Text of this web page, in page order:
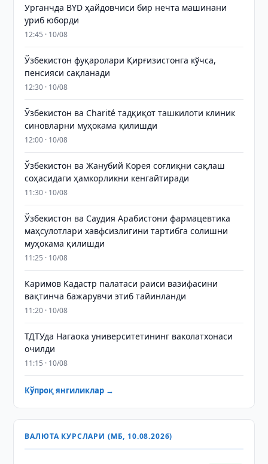
Урганчда BYD ҳайдовчиси бир нечта машинани
уриб юборди
12:45 · 10/08
Ўзбекистон фуқаролари Қирғизистонга кўчса,
пенсияси сақланади
12:30 · 10/08
Ўзбекистон ва Charité тадқиқот ташкилоти клиник
синовларни муҳокама қилишди
12:00 · 10/08
Ўзбекистон ва Жанубий Корея соғлиқни сақлаш
соҳасидаги ҳамкорликни кенгайтиради
11:30 · 10/08
Ўзбекистон ва Саудия Арабистони фармацевтика
маҳсулотлари хавфсизлигини тартибга солишни
муҳокама қилишди
11:25 · 10/08
Каримов Кадастр палатаси раиси вазифасини
вақтинча бажарувчи этиб тайинланди
11:20 · 10/08
ТДТУда Нагаока университетининг ваколатхонаси
очилди
11:15 · 10/08
Кўпроқ янгиликлар →
ВАЛЮТА КУРСЛАРИ (МБ, 10.08.2026)